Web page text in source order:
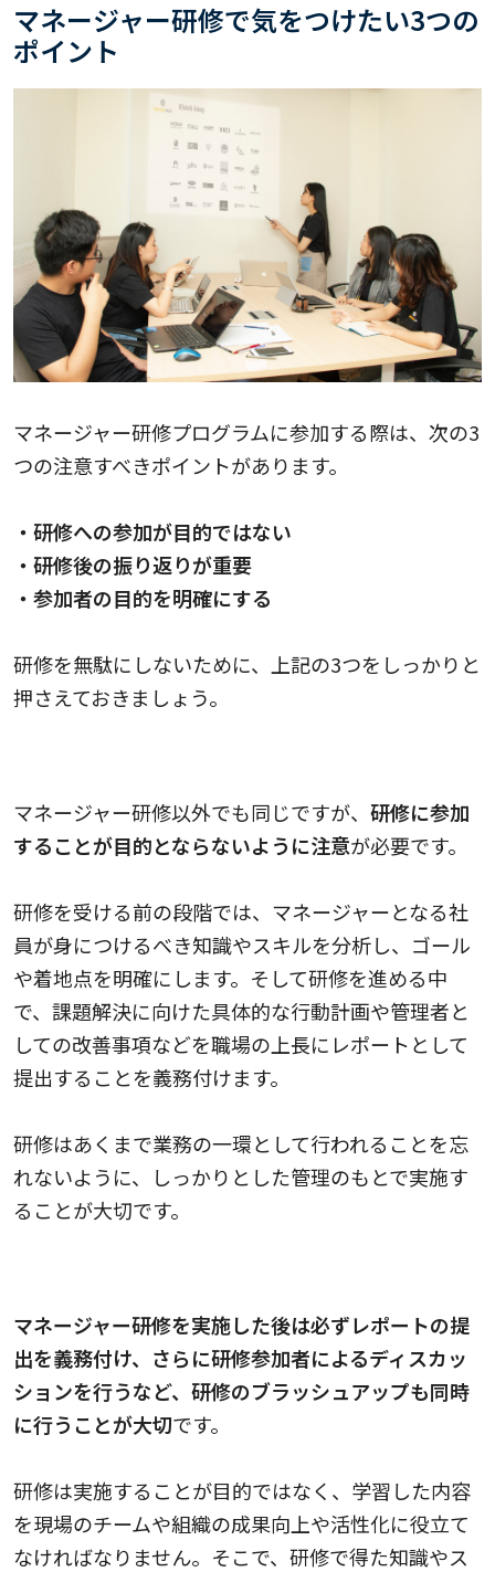
マネージャー研修で気をつけたい3つの
ポイント
マネージャー研修プログラムに参加する際は、次の3
つの注意すべきポイントがあります。
・研修への参加が目的ではない
・研修後の振り返りが重要
・参加者の目的を明確にする
研修を無駄にしないために、上記の3つをしっかりと
押さえておきましょう。
マネージャー研修以外でも同じですが、 研修に参加
することが目的とならないように注意が必要です。
研修を受ける前の段階では、マネージャーとなる社
員が身につけるべき知識やスキルを分析し、ゴール
や着地点を明確にします。そして研修を進める中
で、課題解決に向けた具体的な行動計画や管理者と
しての改善事項などを職場の上長にレポートとして
提出することを義務付けます。
研修はあくまで業務の一環として行われることを忘
れないように、しっかりとした管理のもとで実施す
ることが大切です。
マネージャー研修を実施した後は必ずレポートの提
出を義務付け、さらに研修参加者によるディスカッ
ションを行うなど、研修のブラッシュアップも同時
に行うことが大切です。
研修は実施することが目的ではなく、学習した内容
を現場のチームや組織の成果向上や活性化に役立て
なければなりません。そこで、研修で得た知識やス